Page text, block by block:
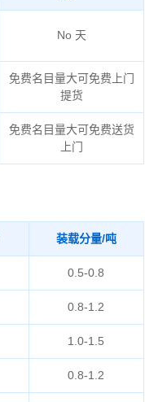
No 天
免费名目量大可免费上门
提货
免费名目量大可免费送货
上门
装载分量/吨
0.5-0.8
0.8-1.2
1.0-1.5
0.8-1.2